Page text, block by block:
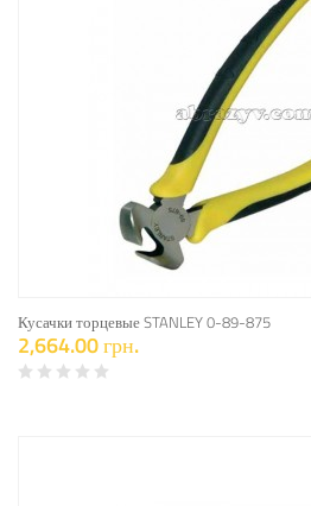
Кусачки торцевые STANLEY 0-89-875
2,664.00 грн.